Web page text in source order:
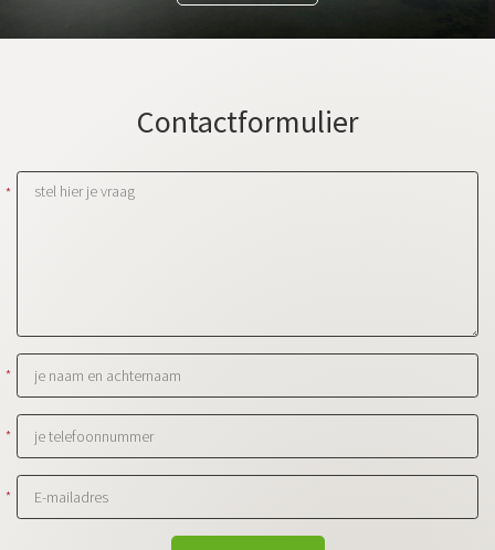
Contactformulier
*
*
*
*